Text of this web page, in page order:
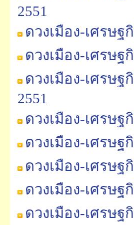
2551
ดวงเมือง-เศรษ
ดวงเมือง-เศรษ
ดวงเมือง-เศรษ
2551
ดวงเมือง-เศรษ
ดวงเมือง-เศรษ
ดวงเมือง-เศรษ
ดวงเมือง-เศรษ
ดวงเมือง-เศรษ